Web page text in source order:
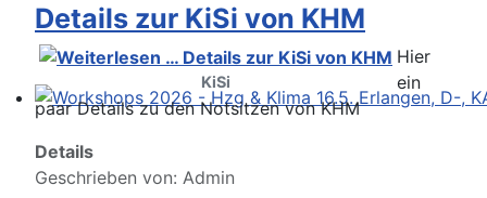
Workshops 2026 - Hzg & Klima 16.5. Erlangen, D-,
Details zur KiSi von KHM
KiSi
Hier
ein
paar Details zu den Notsitzen von KHM
Details
Geschrieben von: Admin